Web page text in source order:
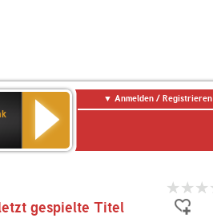
Anmelden / Registrieren
gespielte Titel